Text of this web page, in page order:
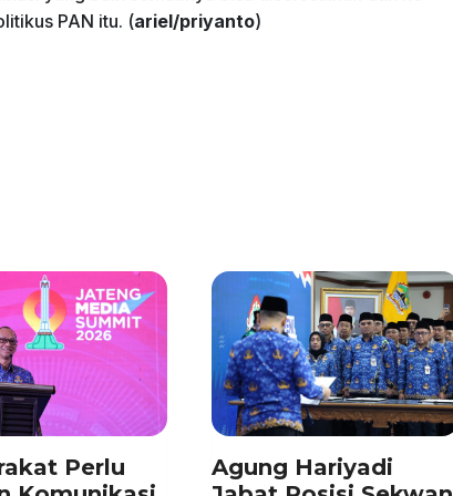
PAN itu. (ariel/priyanto)
Perlu
Agung Hariyadi